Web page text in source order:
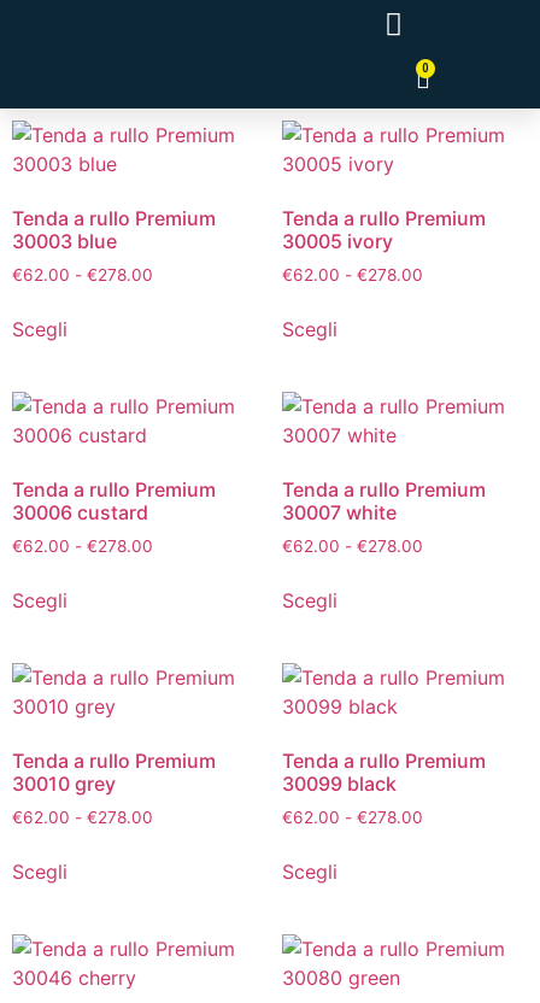
0
Tenda a rullo Premium
30003 blue
€62.00 - €278.00
Scegli
Tenda a rullo Premium
30005 ivory
€62.00 - €278.00
Scegli
Tenda a rullo Premium
30006 custard
€62.00 - €278.00
Scegli
Tenda a rullo Premium
30007 white
€62.00 - €278.00
Scegli
Tenda a rullo Premium
30010 grey
€62.00 - €278.00
Scegli
Tenda a rullo Premium
30099 black
€62.00 - €278.00
Scegli